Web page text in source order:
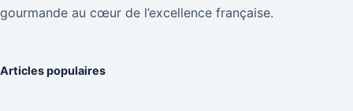
gourmande au cœur de l’excellence française.
Articles populaires